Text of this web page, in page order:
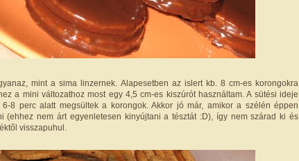
mint a sima linzernek. Alapesetben az islert kb. 8 cm-es korongokra
a mini változathoz most egy 4,5 cm-es kiszúrót használtam. A sütési ideje
6-8 perc alatt megsültek a korongok. Akkor jó már, amikor a szélén éppen
(ehhez nem árt egyenletesen kinyújtani a tésztát :D), így nem szárad ki és
visszapuhul.